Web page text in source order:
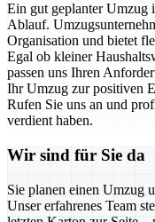
Ein gut geplanter Umzug
Ablauf.
Organisation und bietet
Egal ob kleiner
passen uns Ihren
Ihr Umzug zur positiven
Rufen Sie uns an und
verdient haben.
Wir sind für Sie da
Sie planen einen Umzug
Unser erfahrenes Team